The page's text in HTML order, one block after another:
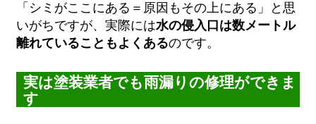
「シミがここにある＝原因もその上にある」と思
いがちですが、実際には水の侵入口は数メートル
離れていることもよくあるのです。
実は塗装業者でも雨漏りの修理ができま
す